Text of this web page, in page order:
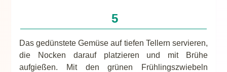
Das gedünstete Gemüse auf tiefen Tellern servieren,
die Nocken darauf platzieren und mit Brühe
aufgießen. Mit den grünen Frühlingszwiebeln